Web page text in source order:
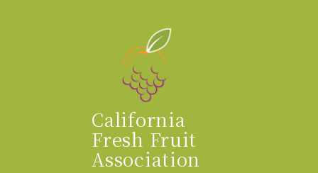
California
Fresh Fruit
Association